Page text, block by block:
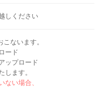
しください
ないます。
ード
ップロード
します。
い場合、